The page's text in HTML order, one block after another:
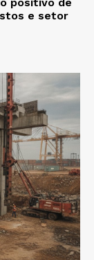
e setor